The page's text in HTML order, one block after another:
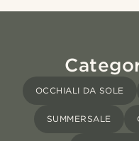
OCCHIALI DA SOLE
SUMMERSALE